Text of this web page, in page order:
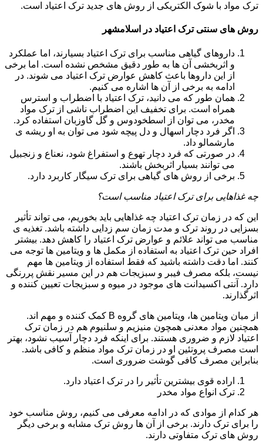
ترک مواد با شوک الکتریکی از روش های جدید ترک اعتیاد است.
روش های سنتی ترک اعتیاد در اسلامشهر
داروهای گیاهی مناسب برای ترک اعتیاد بسیارند، اما عملکرد
و اثربخشی آن ها به طور دقیق مشخص نشده است. اما برخی
از این داروها باعث کاهش عوارض ترک اعتیاد می شوند. در
ادامه به برخی از آن ها اشاره می کنیم.
همان طور که می دانید، ترک اعتیاد با اضطراب و استرس
همراه است. برای تخفیف این اضطراب ناشی از ترک مواد
مخدر، می توان از اسطخودوس و گل گاوزبان استفاده کرد.
اگر فرد دچار اسهال و دل پیچه شود می توان به او ریشه ی
مارشمالو داد.
در صورتی که فرد دچار تهوع و استفراغ شود، نعناع و زنجبیل
می توانند بسیار اثربخش باشند.
برخی از روش های گیاهی برای ترک سیگار کاربرد دارد.
چه غذاهایی برای ترک اعتیاد مناسب است؟
این که در زمان ترک اعتیاد چه غذاهایی باید بخوریم، می تواند تأثیر
بسزایی در روند ترک و مدت زمان سم زدایی داشته باشد. تغذیه ی
مناسب می تواند علائم و عوارض ترک اعتیاد را کاهش دهد. بیشتر
افراد حین ترک اعتیاد به استفاده از مکمل ها و ویتامین ها توجه می
کنند. اما دقت داشته باشید که فقط استفاده از ویتامین ها مهم
نیست، بلکه مصرف فیبر و سبزیجات هم در این مسیر نقش پررنگی
دارد. آنتی اکسیدانت های موجود در میوه و سبزیجات تعیین کننده و
اثرگذارند.
از میان ویتامین ها، ویتامین های گروه B کمک کننده و مهم اند.
همچنین مواد معدنی همچون منیزیم و سلنیوم هم در زمان ترک
اعتیاد لازم و ضروری هستند. برای اینکه فرد دچار آسیب نشود، بهتر
است مصرف پروتئین او در زمان ترک مواد منظم و کافی باشد.
بنابراین مصرف کافی گوشت ضروری است.
اراده قوی بیشترین تأثیر را در ترک اعتیاد دارد.
ترک انواع مواد مخدر
هر کدام از موادی که در ادامه معرفی می کنیم، روش مناسب خود
را برای ترک دارند. برخی از آن ها روش ترک مشابه و برخی دیگر
روش های ترک متفاوتی دارند.